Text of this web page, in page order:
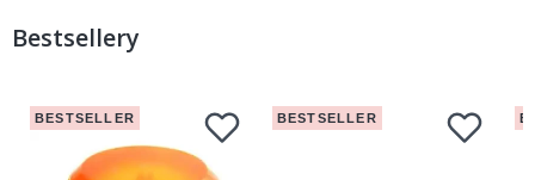
Bestsellery
BESTSELLER BESTSELLER